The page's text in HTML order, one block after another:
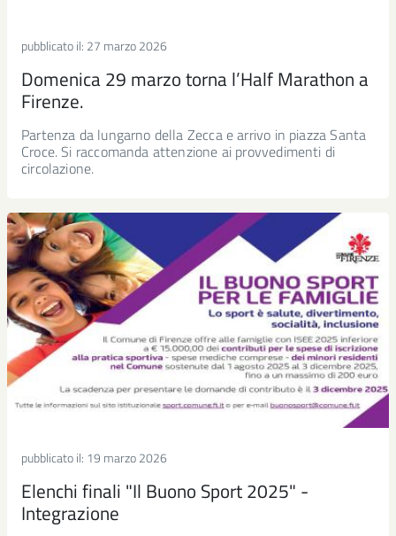
pubblicato il: 27 marzo 2026
Domenica 29 marzo torna l’Half Marathon a
Firenze.
Partenza da lungarno della Zecca e arrivo in piazza Santa
Croce. Si raccomanda attenzione ai provvedimenti di
circolazione.
pubblicato il: 19 marzo 2026
Elenchi finali "Il Buono Sport 2025" -
Integrazione